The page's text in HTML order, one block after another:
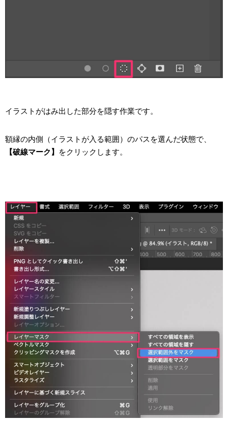
イラストがはみ出した部分を隠す作業です。
額縁の内側（イラストが入る範囲）のパスを選んだ状態で、
【破線マーク】
をクリックします。